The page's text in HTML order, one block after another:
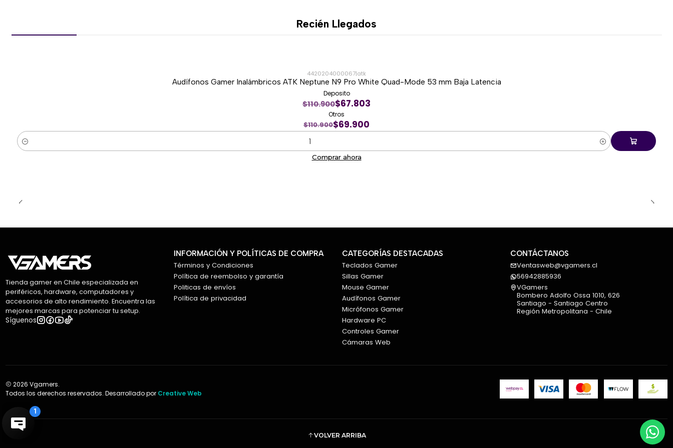
Color: Negro
Recién Llegados
4420204000067|atk
Audífonos Gamer Inalámbricos ATK Neptune N9 Pro White Quad-Mode 53 mm Baja Latencia
Deposito
$110.900$67.803
Otros
$110.900$69.900
Cantidad
Comprar ahora
Tienda gamer en Chile especializada en
periféricos, hardware, computadores y
accesorios de alto rendimiento. Encuentra las
mejores marcas para potenciar tu setup.
Síguenos
INFORMACIÓN Y POLÍTICAS DE COMPRA
Términos y Condiciones
Política de reembolso y garantía
Politicas de envíos
Política de privacidad
CATEGORÍAS DESTACADAS
Teclados Gamer
Sillas Gamer
Mouse Gamer
Audífonos Gamer
Micrófonos Gamer
Hardware PC
Controles Gamer
Cámaras Web
CONTÁCTANOS
Ventasweb@vgamers.cl
56942885936
VGamers
Bombero Adolfo Ossa 1010, 626
Santiago - Santiago Centro
Región Metropolitana - Chile
2026 Vgamers.
Todos los derechos reservados. Desarrollado por Creative Web
VOLVER ARRIBA